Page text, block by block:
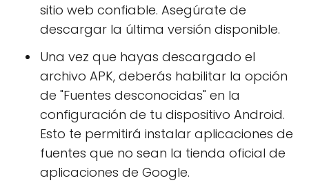
sitio web confiable. Asegúrate de
descargar la última versión disponible.
Una vez que hayas descargado el
archivo APK, deberás habilitar la opción
de "Fuentes desconocidas" en la
configuración de tu dispositivo Android.
Esto te permitirá instalar aplicaciones de
fuentes que no sean la tienda oficial de
aplicaciones de Google.